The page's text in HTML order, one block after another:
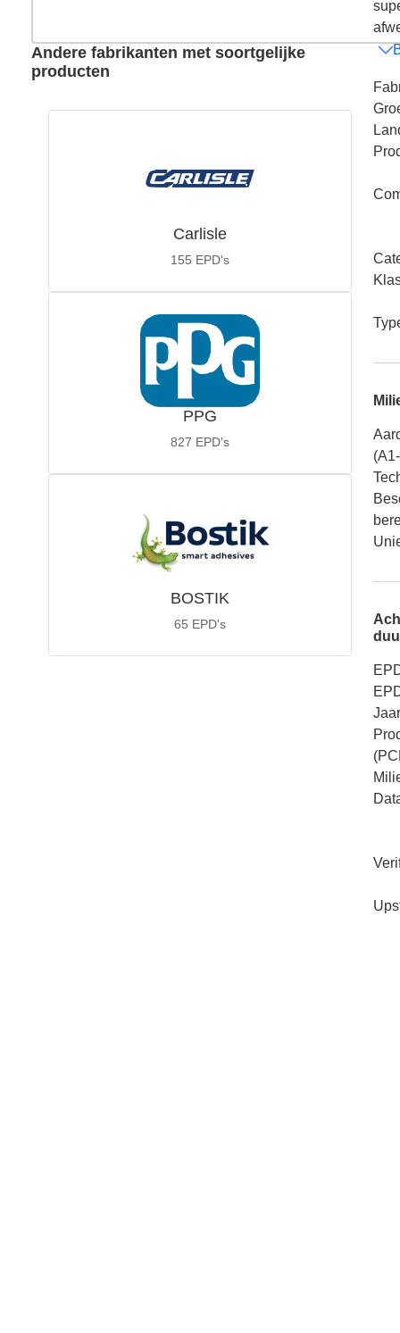
Andere fabrikanten met soortgelijke
producten
Carlisle
155 EPD's
PPG
827 EPD's
BOSTIK
65 EPD's